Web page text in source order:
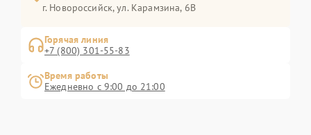
г. Новороссийск, ул. Карамзина, 6В
Горячая линия
+7 (800) 301-55-83
Время работы
Ежедневно с 9:00 до 21:00